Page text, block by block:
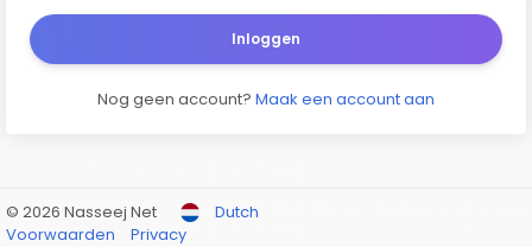
Inloggen
Nog geen account? Maak een account aan
© 2026 Nasseej Net
Dutch
Voorwaarden
Privacy